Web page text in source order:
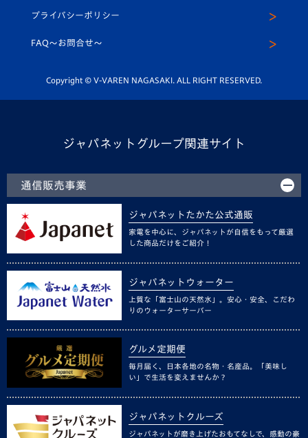
平和祈念活動
ホームタウン活動
スクール
公式LINE＠
プライバシーポリシー
FAQ〜お問合せ〜
Copyright © V-VAREN NAGASAKI. ALL RIGHT RESERVED.
ジャパネットグループ関連サイト
通信販売事業
ジャパネットたかた公式通販
家電を中心に、ジャパネットが自信をもって厳選
した商品だけをご紹介！
ジャパネットウォーター
上質な「富士山の天然水」。安心・安全、こだわ
りのウォーターサーバー
グルメ定期便
毎月届く、日本各地の名物・名産品。「美味し
い」で生活を変えませんか？
ジャパネットクルーズ
ジャパネットが磨き上げたおもてなしで、感動の豪